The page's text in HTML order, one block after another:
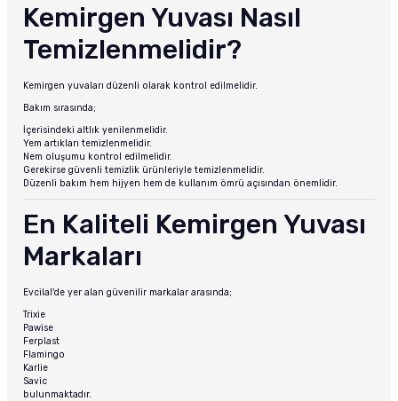
Kemirgen Yuvası Nasıl
Temizlenmelidir?
Kemirgen yuvaları düzenli olarak kontrol edilmelidir.
Bakım sırasında;
İçerisindeki altlık yenilenmelidir.
Yem artıkları temizlenmelidir.
Nem oluşumu kontrol edilmelidir.
Gerekirse güvenli temizlik ürünleriyle temizlenmelidir.
Düzenli bakım hem hijyen hem de kullanım ömrü açısından önemlidir.
En Kaliteli Kemirgen Yuvası
Markaları
Evcilal'de yer alan güvenilir markalar arasında;
Trixie
Pawise
Ferplast
Flamingo
Karlie
Savic
bulunmaktadır.